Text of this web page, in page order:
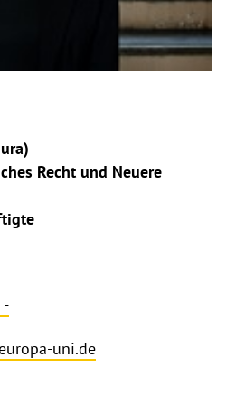
Recht und Neuere
-
uni.de